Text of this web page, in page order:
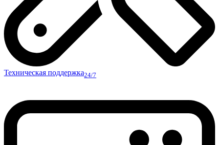
Техническая поддержка24/7